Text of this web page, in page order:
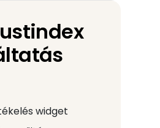
widget